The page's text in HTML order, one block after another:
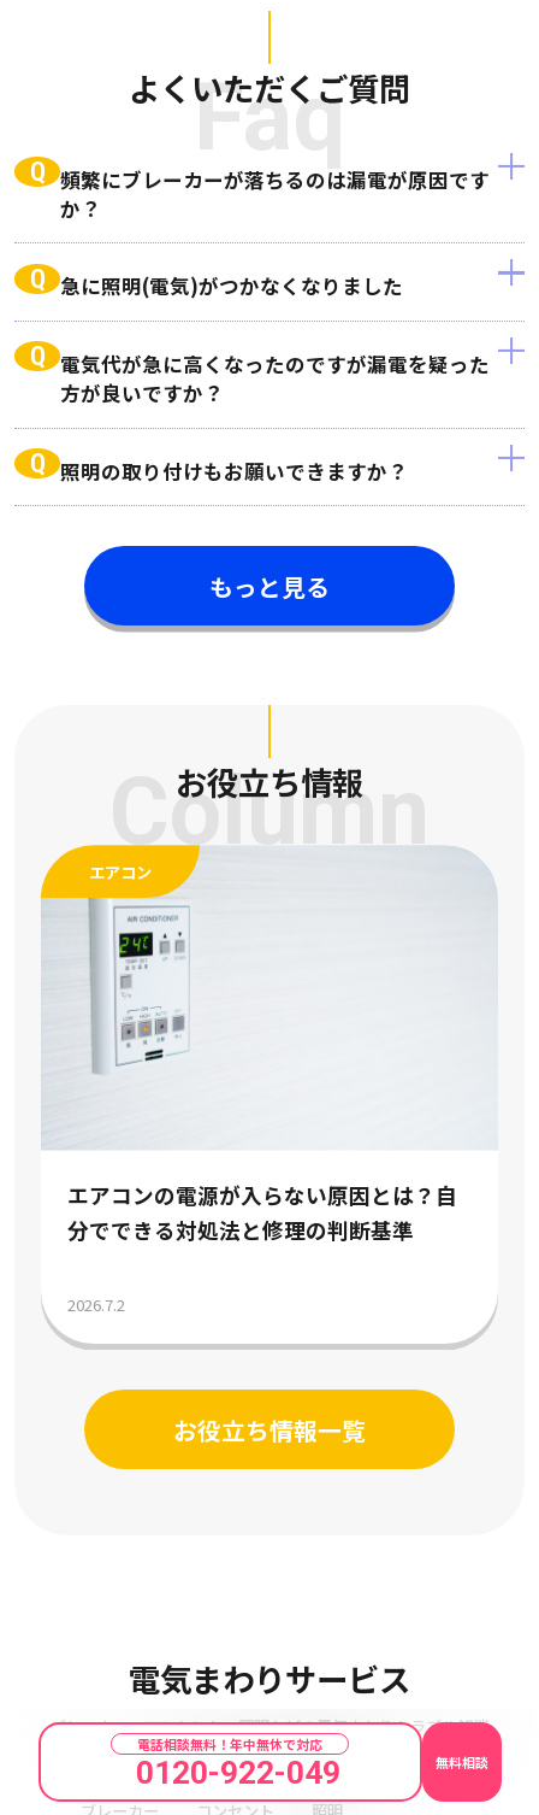
Faq
よくいただくご質問
Q 頻繁にブレーカーが落ちるのは漏電が原因です
か？
Q 急に照明(電気)がつかなくなりました
Q 電気代が急に高くなったのですが漏電を疑った
方が良いですか？
Q 照明の取り付けもお願いできますか？
もっと見る
Column
お役立ち情報
エアコン
エアコンの電源が入らない原因とは？自
分でできる対処法と修理の判断基準
2026.7.2
お役立ち情報一覧
電気まわりサービス
Electricity
ブレーカー・コンセント・照明などの電気まわりトラブル解消
安心の事前見積りと24時間即対応
電話相談無料！年中無休で対応
0120-922-049 無料相談